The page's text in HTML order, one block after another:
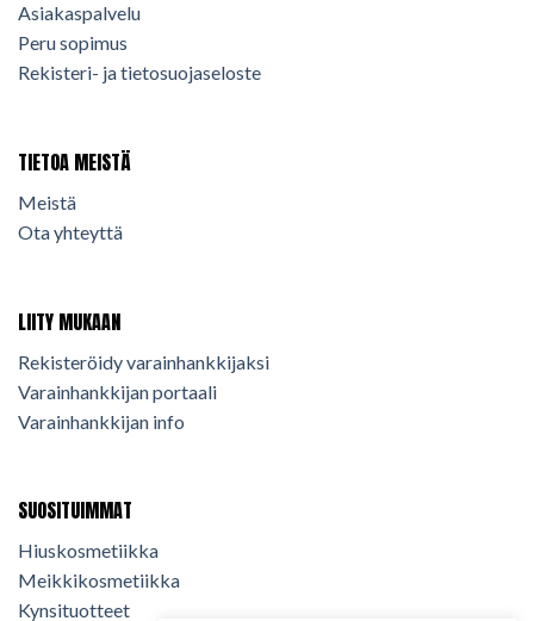
Asiakaspalvelu
Peru sopimus
Rekisteri- ja tietosuojaseloste
TIETOA MEISTÄ
Meistä
Ota yhteyttä
LIITY MUKAAN
Rekisteröidy varainhankkijaksi
Varainhankkijan portaali
Varainhankkijan info
SUOSITUIMMAT
Hiuskosmetiikka
Meikkikosmetiikka
Kynsituotteet